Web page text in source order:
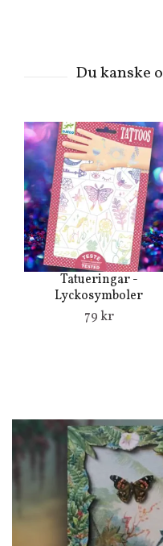
Tatueringar -
Lyckosymboler
79 kr